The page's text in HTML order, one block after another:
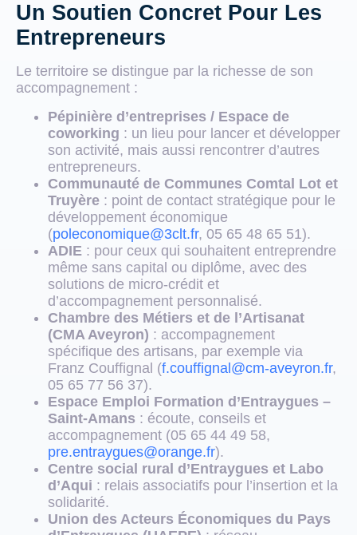
Un Soutien Concret Pour Les
Entrepreneurs
Le territoire se distingue par la richesse de son
accompagnement :
Pépinière d’entreprises / Espace de
coworking : un lieu pour lancer et développer
son activité, mais aussi rencontrer d’autres
entrepreneurs.
Communauté de Communes Comtal Lot et
Truyère : point de contact stratégique pour le
développement économique
(poleconomique@3clt.fr, 05 65 48 65 51).
ADIE : pour ceux qui souhaitent entreprendre
même sans capital ou diplôme, avec des
solutions de micro-crédit et
d’accompagnement personnalisé.
Chambre des Métiers et de l’Artisanat
(CMA Aveyron) : accompagnement
spécifique des artisans, par exemple via
Franz Couffignal (f.couffignal@cm-aveyron.fr,
05 65 77 56 37).
Espace Emploi Formation d’Entraygues –
Saint-Amans : écoute, conseils et
accompagnement (05 65 44 49 58,
pre.entraygues@orange.fr).
Centre social rural d’Entraygues et Labo
d’Aqui : relais associatifs pour l’insertion et la
solidarité.
Union des Acteurs Économiques du Pays